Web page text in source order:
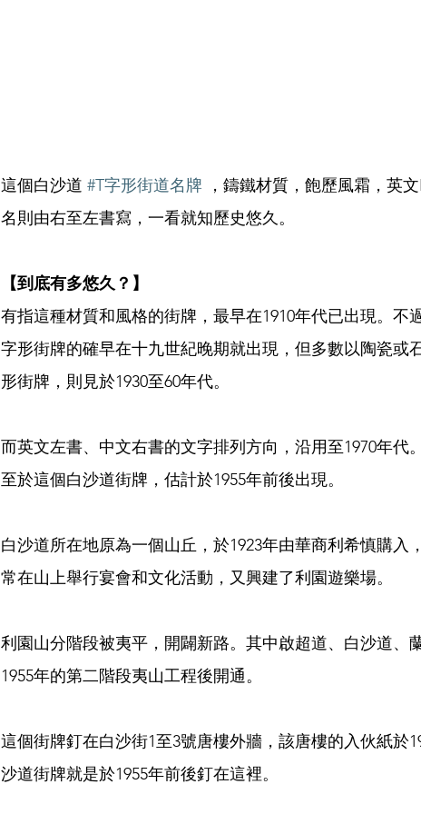
這個白沙道 #T字形街道名牌 ，鑄鐵材質，飽歷風霜，英
名則由右至左書寫，一看就知歷史悠久。
【到底有多悠久？】
有指這種材質和風格的街牌，最早在1910年代已出現。不
字形街牌的確早在十九世紀晚期就出現，但多數以陶瓷或
形街牌，則見於1930至60年代。
而英文左書、中文右書的文字排列方向，沿用至1970年代
至於這個白沙道街牌，估計於1955年前後出現。
白沙道所在地原為一個山丘，於1923年由華商利希慎購入
常在山上舉行宴會和文化活動，又興建了利園遊樂場。
利園山分階段被夷平，開闢新路。其中啟超道、白沙道、
1955年的第二階段夷山工程後開通。
這個街牌釘在白沙街1至3號唐樓外牆，該唐樓的入伙紙於
沙道街牌就是於1955年前後釘在這裡。